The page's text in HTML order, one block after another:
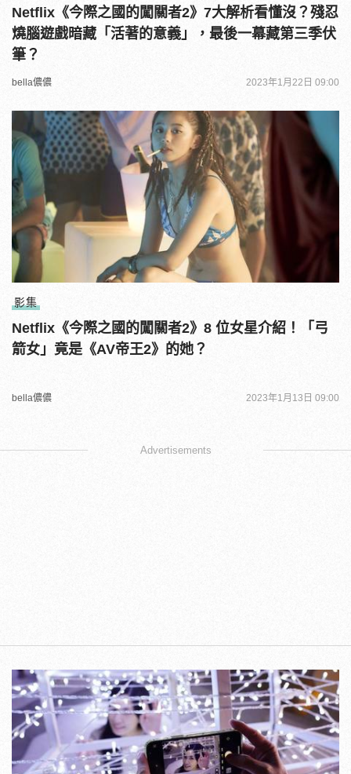
Netflix《今際之國的闖關者2》7大解析看懂沒？殘忍
燒腦遊戲暗藏「活著的意義」，最後一幕藏第三季伏
筆？
bella儂儂 2023年1月22日 09:00
影集
Netflix《今際之國的闖關者2》8 位女星介紹！「弓
箭女」竟是《AV帝王2》的她？
bella儂儂 2023年1月13日 09:00
Advertisements